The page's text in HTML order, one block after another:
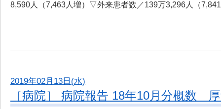
8,590人（7,463人増）▽外来患者数／139万3,296人（
2019年02月13日(水)
［病院］ 病院報告 18年10月分概数